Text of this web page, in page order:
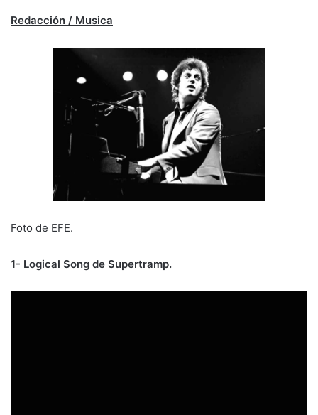
Redacción / Musica
Foto de EFE.
1- Logical Song de Supertramp.